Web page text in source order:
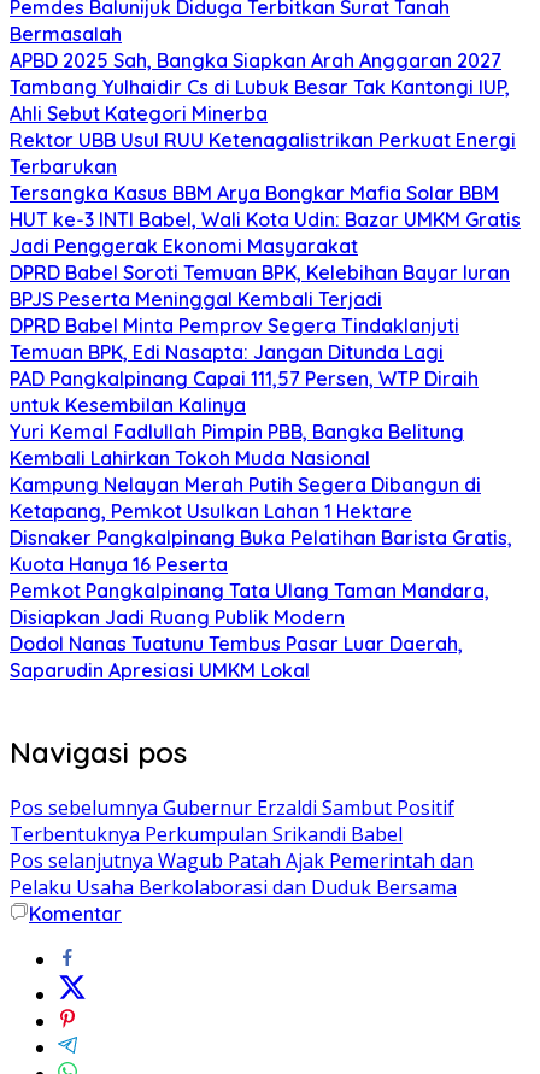
Pemdes Balunijuk Diduga Terbitkan Surat Tanah
Bermasalah
APBD 2025 Sah, Bangka Siapkan Arah Anggaran 2027
Tambang Yulhaidir Cs di Lubuk Besar Tak Kantongi IUP,
Ahli Sebut Kategori Minerba
Rektor UBB Usul RUU Ketenagalistrikan Perkuat Energi
Terbarukan
Tersangka Kasus BBM Arya Bongkar Mafia Solar BBM
HUT ke-3 INTI Babel, Wali Kota Udin: Bazar UMKM Gratis
Jadi Penggerak Ekonomi Masyarakat
DPRD Babel Soroti Temuan BPK, Kelebihan Bayar Iuran
BPJS Peserta Meninggal Kembali Terjadi
DPRD Babel Minta Pemprov Segera Tindaklanjuti
Temuan BPK, Edi Nasapta: Jangan Ditunda Lagi
PAD Pangkalpinang Capai 111,57 Persen, WTP Diraih
untuk Kesembilan Kalinya
Yuri Kemal Fadlullah Pimpin PBB, Bangka Belitung
Kembali Lahirkan Tokoh Muda Nasional
Kampung Nelayan Merah Putih Segera Dibangun di
Ketapang, Pemkot Usulkan Lahan 1 Hektare
Disnaker Pangkalpinang Buka Pelatihan Barista Gratis,
Kuota Hanya 16 Peserta
Pemkot Pangkalpinang Tata Ulang Taman Mandara,
Disiapkan Jadi Ruang Publik Modern
Dodol Nanas Tuatunu Tembus Pasar Luar Daerah,
Saparudin Apresiasi UMKM Lokal
Navigasi pos
Pos sebelumnya Gubernur Erzaldi Sambut Positif
Terbentuknya Perkumpulan Srikandi Babel
Pos selanjutnya Wagub Patah Ajak Pemerintah dan
Pelaku Usaha Berkolaborasi dan Duduk Bersama
Komentar